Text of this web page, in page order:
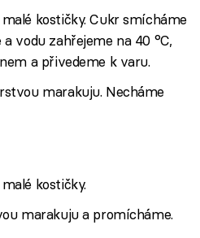
kostičky. Cukr smícháme
vodu zahřejeme na 40 °C,
a přivedeme k varu.
marakuju. Necháme
kostičky.
marakuju a promícháme.